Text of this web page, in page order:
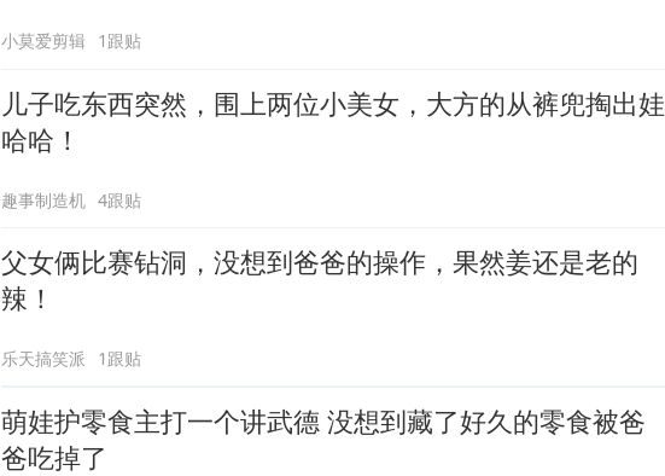
小莫爱剪辑 1跟贴
儿子吃东西突然，围上两位小美女，大方的从裤兜掏出娃
哈哈！
趣事制造机 4跟贴
父女俩比赛钻洞，没想到爸爸的操作，果然姜还是老的
辣！
乐天搞笑派 1跟贴
萌娃护零食主打一个讲武德 没想到藏了好久的零食被爸
爸吃掉了